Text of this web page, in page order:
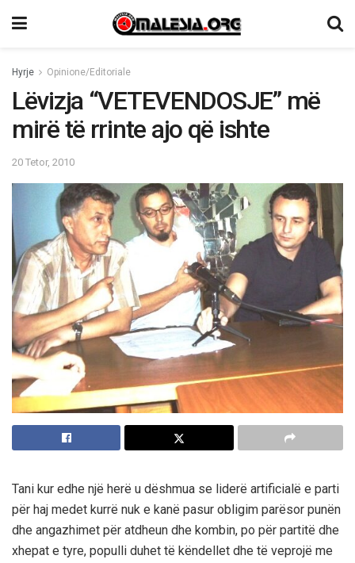
Hyrje Opinione/Editoriale
Lëvizja “VETEVENDOSJE” më
mirë të rrinte ajo që ishte
20 Tetor, 2010
Tani kur edhe një herë u dëshmua se liderë artificialë e parti
për haj medet kurrë nuk e kanë pasur obligim parësor punën
dhe angazhimet për atdheun dhe kombin, po për partitë dhe
xhepat e tyre, populli duhet të këndellet dhe të veprojë me